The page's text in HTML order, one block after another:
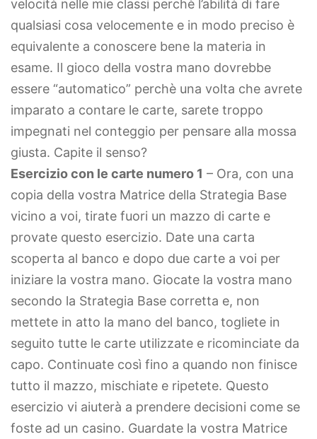
velocità nelle mie classi perchè l’abilità di fare
qualsiasi cosa velocemente e in modo preciso è
equivalente a conoscere bene la materia in
esame. Il gioco della vostra mano dovrebbe
essere “automatico” perchè una volta che avrete
imparato a contare le carte, sarete troppo
impegnati nel conteggio per pensare alla mossa
giusta. Capite il senso?
Esercizio con le carte numero 1 – Ora, con una
copia della vostra Matrice della Strategia Base
vicino a voi, tirate fuori un mazzo di carte e
provate questo esercizio. Date una carta
scoperta al banco e dopo due carte a voi per
iniziare la vostra mano. Giocate la vostra mano
secondo la Strategia Base corretta e, non
mettete in atto la mano del banco, togliete in
seguito tutte le carte utilizzate e ricominciate da
capo. Continuate così fino a quando non finisce
tutto il mazzo, mischiate e ripetete. Questo
esercizio vi aiuterà a prendere decisioni come se
foste ad un casino. Guardate la vostra Matrice